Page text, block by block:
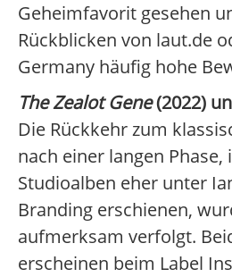
Geheimfavorit gesehen
Rückblicken von laut.de
Germany häufig hohe
The Zealot Gene(2022)
Die Rückkehr zum
nach einer langen Phase,
Studioalben eher unter
Branding erschienen,
aufmerksam verfolgt.
erscheinen beim Label